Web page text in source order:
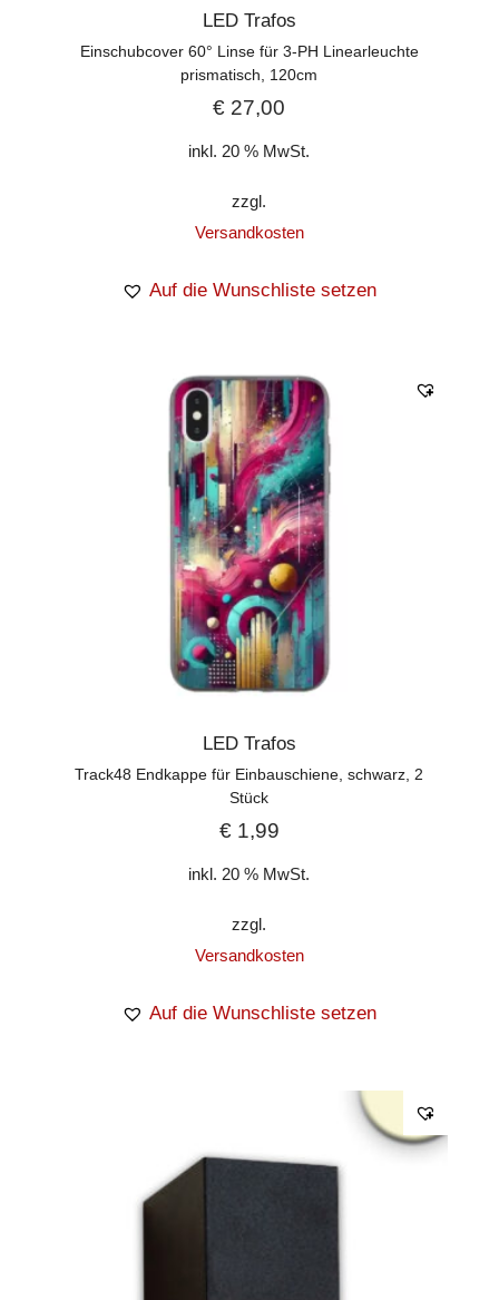
LED Trafos
Einschubcover 60° Linse für 3-PH Linearleuchte
prismatisch, 120cm
€ 27,00
inkl. 20 % MwSt.
zzgl.
Versandkosten
Auf die Wunschliste setzen
LED Trafos
Track48 Endkappe für Einbauschiene, schwarz, 2
Stück
€1,99
inkl. 20 % MwSt.
zzgl.
Versandkosten
Auf die Wunschliste setzen